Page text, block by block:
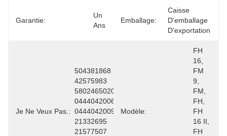
Garantie:
Un
Ans
Emballage:
Caisse
D'emballage
D'exportation
Je Ne Veux Pas.:
504381868
42575983
5802465020
0444042006
0444042009
21332695
21577507
Modèle:
FH
16,
FM
9,
FM,
FH,
FH
16 II,
FH